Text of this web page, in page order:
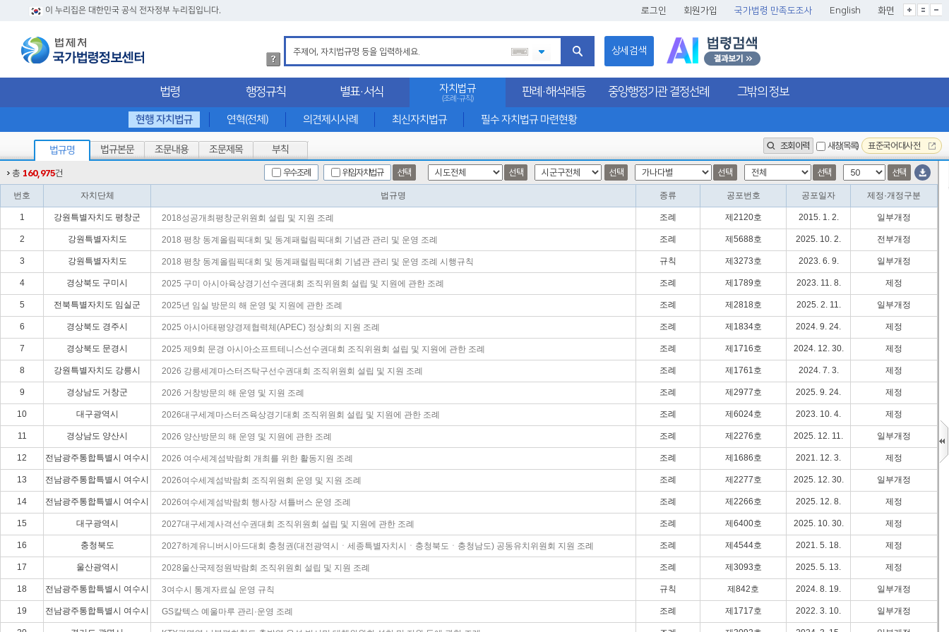
이 누리집은 대한민국 공식 전자정부 누리집입니다. 로그인 회원가입 국가법령 만족도조사 English 화면
법
령
검
색
법
세
내
용
확
상세검색
법령 행정규칙 별표·서식 자치법규
(조례·규칙)
현행 자치법규 연혁(전체) 의견제시사례 최신자치법규 필수 자치법규 마련현황
판례·해석례등 중앙행정기관 결정선례 그밖의 정보
법규명 법규본문 조문내용 조문제목 부칙 조회이력 새창(목록) 표준국어대사전
총 160,975건 우수조례 위임자치법규 선택 선택 선택 선택 선택 선택
번호 자치단체 법규명 종류 공포번호 공포일자 제정·개정구분
1 강원특별자치도 평창군 2018성공개최평창군위원회 설립 및 지원 조례 조례 제2120호 2015. 1. 2. 일부개정
2 강원특별자치도 2018 평창 동계올림픽대회 및 동계패럴림픽대회 기념관 관리 및 운영 조례 조례 제5688호 2025. 10. 2. 전부개정
3 강원특별자치도 2018 평창 동계올림픽대회 및 동계패럴림픽대회 기념관 관리 및 운영 조례 시행규칙 규칙 제3273호 2023. 6. 9. 일부개정
4 경상북도 구미시 2025 구미 아시아육상경기선수권대회 조직위원회 설립 및 지원에 관한 조례 조례 제1789호 2023. 11. 8. 제정
5 전북특별자치도 임실군 2025년 임실 방문의 해 운영 및 지원에 관한 조례 조례 제2818호 2025. 2. 11. 일부개정
6 경상북도 경주시 2025 아시아태평양경제협력체(APEC) 정상회의 지원 조례 조례 제1834호 2024. 9. 24. 제정
7 경상북도 문경시 2025 제9회 문경 아시아소프트테니스선수권대회 조직위원회 설립 및 지원에 관한 조례 조례 제1716호 2024. 12. 30. 제정
8 강원특별자치도 강릉시 2026 강릉세계마스터즈탁구선수권대회 조직위원회 설립 및 지원 조례 조례 제1761호 2024. 7. 3. 제정
9 경상남도 거창군 2026 거창방문의 해 운영 및 지원 조례 조례 제2977호 2025. 9. 24. 제정
10 대구광역시 2026대구세계마스터즈육상경기대회 조직위원회 설립 및 지원에 관한 조례 조례 제6024호 2023. 10. 4. 제정
11 경상남도 양산시 2026 양산방문의 해 운영 및 지원에 관한 조례 조례 제2276호 2025. 12. 11. 일부개정
12 전남광주통합특별시 여수시 2026 여수세계섬박람회 개최를 위한 활동지원 조례 조례 제1686호 2021. 12. 3. 제정
13 전남광주통합특별시 여수시 2026여수세계섬박람회 조직위원회 운영 및 지원 조례 조례 제2277호 2025. 12. 30. 일부개정
14 전남광주통합특별시 여수시 2026여수세계섬박람회 행사장 셔틀버스 운영 조례 조례 제2266호 2025. 12. 8. 제정
15 대구광역시 2027대구세계사격선수권대회 조직위원회 설립 및 지원에 관한 조례 조례 제6400호 2025. 10. 30. 제정
16 충청북도 2027하계유니버시아드대회 충청권(대전광역시ㆍ세종특별자치시ㆍ충청북도ㆍ충청남도) 공동유치위원회 지원 조례 조례 제4544호 2021. 5. 18. 제정
17 울산광역시 2028울산국제정원박람회 조직위원회 설립 및 지원 조례 조례 제3093호 2025. 5. 13. 제정
18 전남광주통합특별시 여수시 3여수시 통계자료실 운영 규칙 규칙 제842호 2024. 8. 19. 일부개정
19 전남광주통합특별시 여수시 GS칼텍스 예울마루 관리·운영 조례 조례 제1717호 2022. 3. 10. 일부개정